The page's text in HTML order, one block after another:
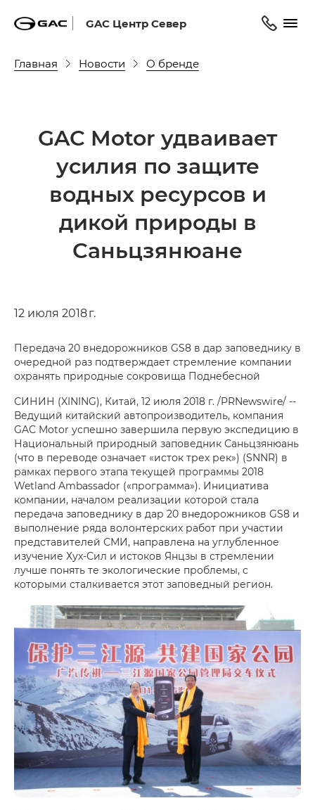
GAC Центр Север
Главная Новости О бренде
GAC Motor удваивает
усилия по защите
водных ресурсов и
дикой природы в
Саньцзянюане
12 июля 2018 г.
Передача 20 внедорожников GS8 в дар заповеднику в
очередной раз подтверждает стремление компании
охранять природные сокровища Поднебесной
СИНИН (XINING), Китай, 12 июля 2018 г. /PRNewswire/ --
Ведущий китайский автопроизводитель, компания
GAC Motor успешно завершила первую экспедицию в
Национальный природный заповедник Саньцзянюань
(что в переводе означает «исток трех рек») (SNNR) в
рамках первого этапа текущей программы 2018
Wetland Ambassador («программа»). Инициатива
компании, началом реализации которой стала
передача заповеднику в дар 20 внедорожников GS8 и
выполнение ряда волонтерских работ при участии
представителей СМИ, направлена на углубленное
изучение Хух-Сил и истоков Янцзы в стремлении
лучше понять те экологические проблемы, с
которыми сталкивается этот заповедный регион.